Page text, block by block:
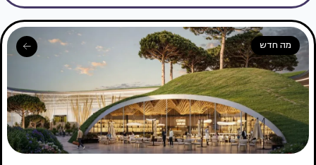
מה חדש